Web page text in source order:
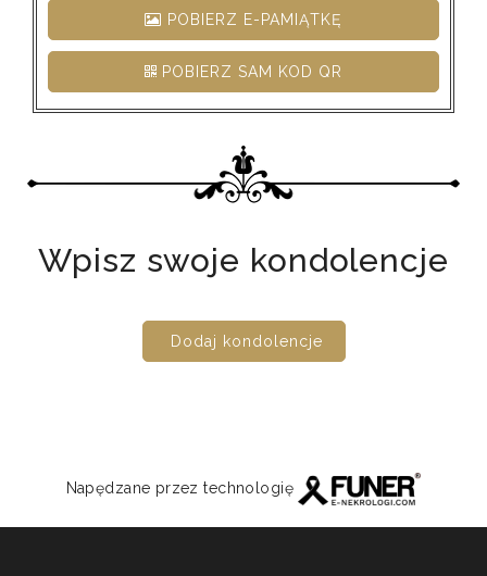
POBIERZ E-PAMIĄTKĘ
POBIERZ SAM KOD QR
Wpisz swoje kondolencje
Dodaj kondolencje
Napędzane przez technologię